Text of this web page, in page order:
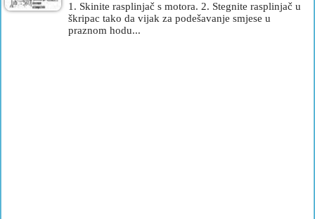
1. Skinite rasplinjač s motora. 2. Stegnite rasplinjač u
škripac tako da vijak za podešavanje smjese u
praznom hodu...